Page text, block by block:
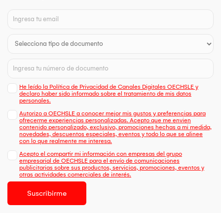
He leído la Política de Privacidad de Canales Digitales OECHSLE y
declaro haber sido informado sobre el tratamiento de mis datos
personales.
Autorizo a OECHSLE a conocer mejor mis gustos y preferencias para
ofrecerme experiencias personalizadas. Acepto que me envien
contenido personalizado, exclusivo, promociones hechas a mi medida,
novedades, descuentos especiales, eventos y todo lo que se alinee
con lo que realmente me interesa.
Acepto el compartir mi información con empresas del grupo
empresarial de OECHSLE para el envío de comunicaciones
publicitarias sobre sus productos, servicios, promociones, eventos y
otras actividades comerciales de interés.
Suscribirme